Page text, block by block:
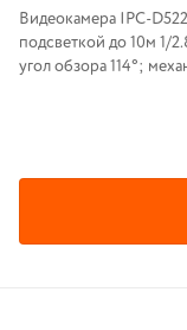
Видеокамера IPC-
подсветкой до 10м 1/
угол обзора 114°;